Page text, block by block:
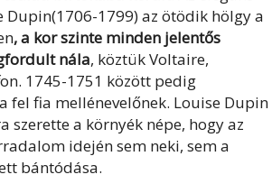
Dupin(1706-1799) az ötödik hölgy a
, a kor szinte minden jelentős
nála, köztük Voltaire,
1745-1751 között pedig
fel fia mellénevelőnek. Louise Dupin
szerette a környék népe, hogy az
idején sem neki, sem a
bántódása.